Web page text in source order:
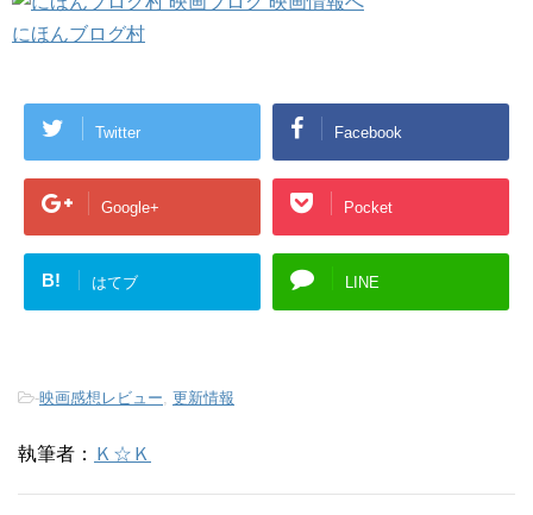
にほんブログ村
Twitter Facebook
Google+ Pocket
B! はてブ LINE
-映画感想レビュー, 更新情報
執筆者： Ｋ☆Ｋ